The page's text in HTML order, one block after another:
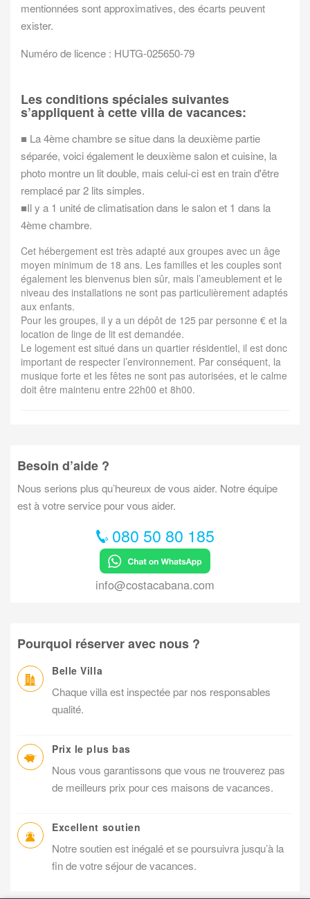
mentionnées sont approximatives, des écarts peuvent
exister.
Numéro de licence : HUTG-025650-79
Les conditions spéciales suivantes
s’appliquent à cette villa de vacances:
■ La 4ème chambre se situe dans la deuxième partie
séparée, voici également le deuxième salon et cuisine, la
photo montre un lit double, mais celui-ci est en train d'être
remplacé par 2 lits simples.
■Il y a 1 unité de climatisation dans le salon et 1 dans la
4ème chambre.
Cet hébergement est très adapté aux groupes avec un âge
moyen minimum de 18 ans. Les familles et les couples sont
également les bienvenus bien sûr, mais l’ameublement et le
niveau des installations ne sont pas particulièrement adaptés
aux enfants.
Pour les groupes, il y a un dépôt de 125 par personne € et la
location de linge de lit est demandée.
Le logement est situé dans un quartier résidentiel, il est donc
important de respecter l’environnement. Par conséquent, la
musique forte et les fêtes ne sont pas autorisées, et le calme
doit être maintenu entre 22h00 et 8h00.
Besoin d’aide ?
Nous serions plus qu’heureux de vous aider. Notre équipe
est à votre service pour vous aider.
080 50 80 185
info@costacabana.com
Pourquoi réserver avec nous ?
Belle Villa
Chaque villa est inspectée par nos responsables
qualité.
Prix le plus bas
Nous vous garantissons que vous ne trouverez pas
de meilleurs prix pour ces maisons de vacances.
Excellent soutien
Notre soutien est inégalé et se poursuivra jusqu’à la
fin de votre séjour de vacances.